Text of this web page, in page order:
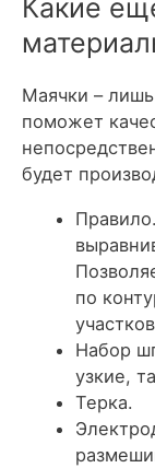
Какие
Маячки –
поможет
будет
по
Набор
узкие,
Терка.